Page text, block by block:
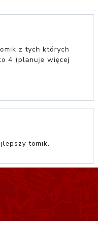
z tych których
4 (planuje więcej
tomik.